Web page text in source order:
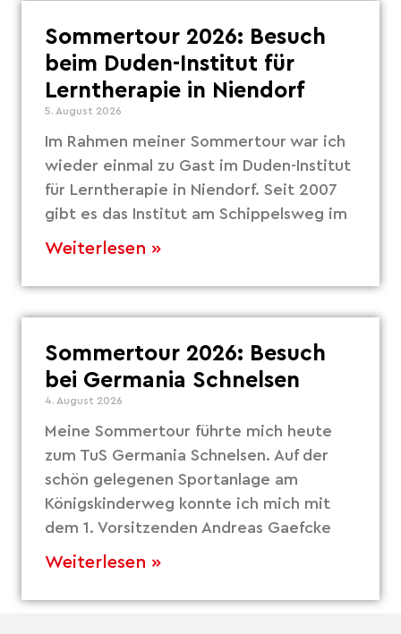
Sommertour 2026: Besuch
beim Duden-Institut für
Lerntherapie in Niendorf
5. August 2026
Im Rahmen meiner Sommertour war ich
wieder einmal zu Gast im Duden-Institut
für Lerntherapie in Niendorf. Seit 2007
gibt es das Institut am Schippelsweg im
Weiterlesen »
Sommertour 2026: Besuch
bei Germania Schnelsen
4. August 2026
Meine Sommertour führte mich heute
zum TuS Germania Schnelsen. Auf der
schön gelegenen Sportanlage am
Königskinderweg konnte ich mich mit
dem 1. Vorsitzenden Andreas Gaefcke
Weiterlesen »